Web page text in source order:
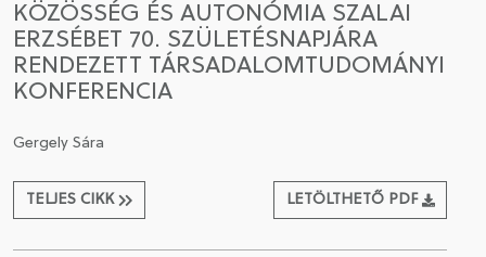
KÖZÖSSÉG ÉS AUTONÓMIA SZALAI
ERZSÉBET 70. SZÜLETÉSNAPJÁRA
RENDEZETT TÁRSADALOMTUDOMÁNYI
KONFERENCIA
Gergely Sára
TELJES CIKK LETÖLTHETŐ PDF